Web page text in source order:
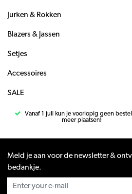
Jurken & Rokken
Blazers & Jassen
Setjes
Accessoires
SALE
Vanaf 1 juli kun je voorlopig geen
meer plaatsen!
Meld je aan voor de newsletter &
bedankje.